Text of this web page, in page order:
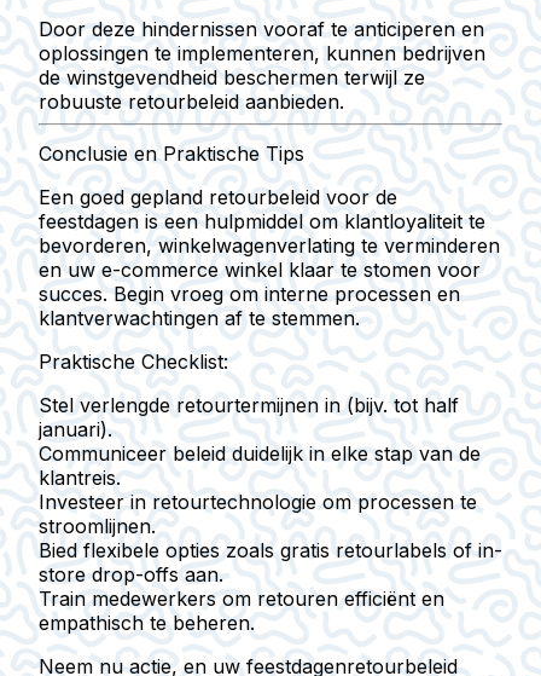
Door deze hindernissen vooraf te anticiperen en
oplossingen te implementeren, kunnen bedrijven
de winstgevendheid beschermen terwijl ze
robuuste retourbeleid aanbieden.
Conclusie en Praktische Tips
Een goed gepland retourbeleid voor de
feestdagen is een hulpmiddel om klantloyaliteit te
bevorderen, winkelwagenverlating te verminderen
en uw e-commerce winkel klaar te stomen voor
succes. Begin vroeg om interne processen en
klantverwachtingen af te stemmen.
Praktische Checklist:
Stel verlengde retourtermijnen in (bijv. tot half
januari).
Communiceer beleid duidelijk in elke stap van de
klantreis.
Investeer in retourtechnologie om processen te
stroomlijnen.
Bied flexibele opties zoals gratis retourlabels of in-
store drop-offs aan.
Train medewerkers om retouren efficiënt en
empathisch te beheren.
Neem nu actie, en uw feestdagenretourbeleid